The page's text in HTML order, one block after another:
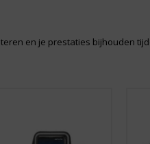
en je prestaties bijhouden